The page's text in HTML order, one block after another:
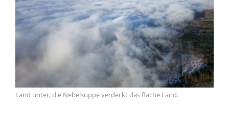
Land unter, die Nebelsuppe verdeckt das flache Land.